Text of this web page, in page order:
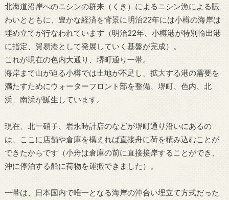
北海道沿岸へのニシンの群来（くき）によるニシン漁による賑
わいとともに、豊かな経済を背景に明治22年には小樽の海岸は
埋め立てが行なわれています（明治22年、小樽港が特別輸出港
に指定、貿易港として発展していく基盤が完成）。
これが現在の色内大通り、堺町通り一帯。
海岸まで山が迫る小樽では土地が不足し、拡大する港の需要を
満たすためにウォーターフロント部を整備、堺町、色内、北
浜、南浜が誕生しています。
現在、北一硝子、岩永時計店のなどが堺町通り沿いにあるの
は、ここに店舗や倉庫を構えれば直接舟に荷を積み込むことが
できたからです（小舟は倉庫の前に直接接岸することができ、
沖に停泊する船に荷物を運搬できました）。
一帯は、日本国内で唯一となる海岸の沖合い埋立て方式だった